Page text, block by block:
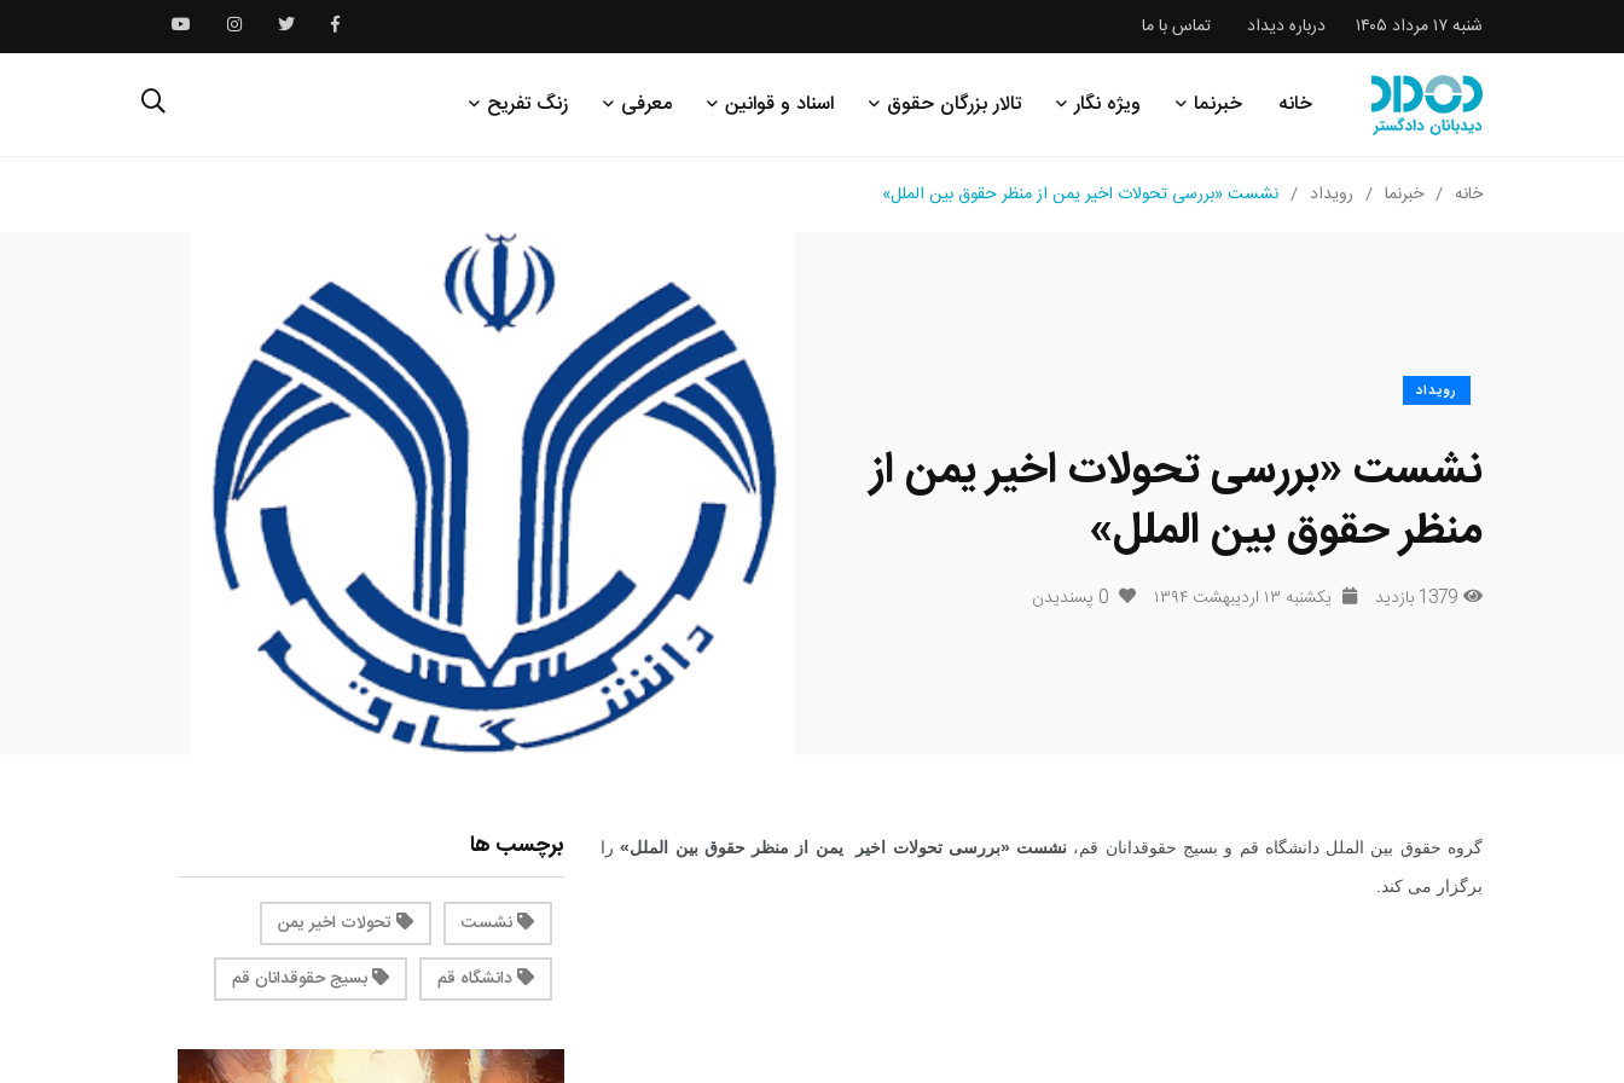
شنبه ۱۷ مرداد ۱۴۰۵ درباره دیداد تماس با ما
خانه خبرنما ویژه نگار تالار بزرگان حقوق اسناد و قوانین معرفی زنگ تفریح
خانه خبرنما رویداد نشست «بررسی تحولات اخیر یمن از منظر حقوق بین الملل»
رویداد
نشست «بررسی تحولات اخیر یمن از
منظر حقوق بین الملل»
1379 بازدید یکشنبه ۱۳ اردیبهشت ۱۳۹۴ 0 پسندیدن
گروه حقوق بین الملل دانشگاه قم و بسیج حقوقدانان قم، نشست «بررسی تحولات اخیر یمن از منظر حقوق بین الملل»را
برگزار می کند.
برچسب ها
نشست
تحولات اخیر یمن
دانشگاه قم
بسیج حقوقدانان قم